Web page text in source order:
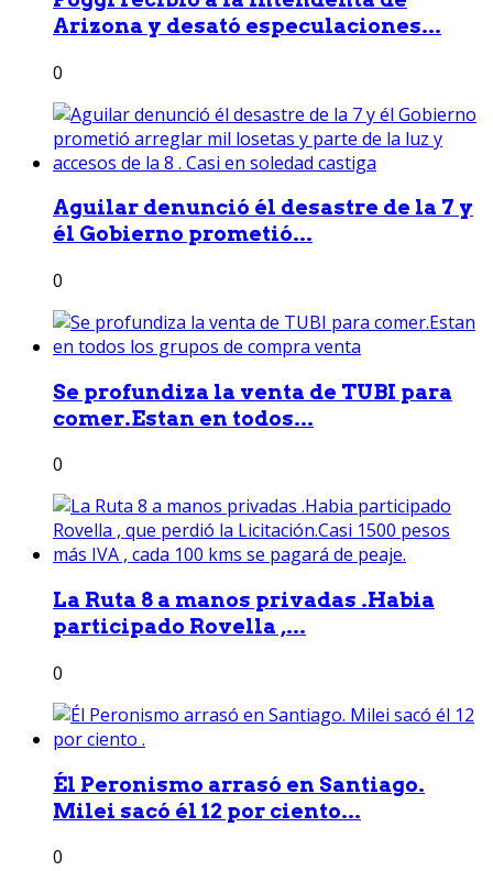
Arizona y desató especulaciones...
0
Aguilar denunció él desastre de la 7 y
él Gobierno prometió...
0
Se profundiza la venta de TUBI para
comer.Estan en todos...
0
La Ruta 8 a manos privadas .Habia
participado Rovella ,...
0
Él Peronismo arrasó en Santiago.
Milei sacó él 12 por ciento...
0